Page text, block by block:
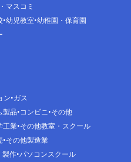
マスコミ
幼児教室 幼稚園・保育園
ン ガス
製品 コンビニ その他
工業 その他教室・スクール
その他製造業
製作 パソコンスクール